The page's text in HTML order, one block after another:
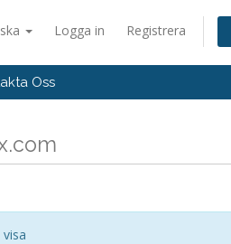
Logga in Registrera
Oss